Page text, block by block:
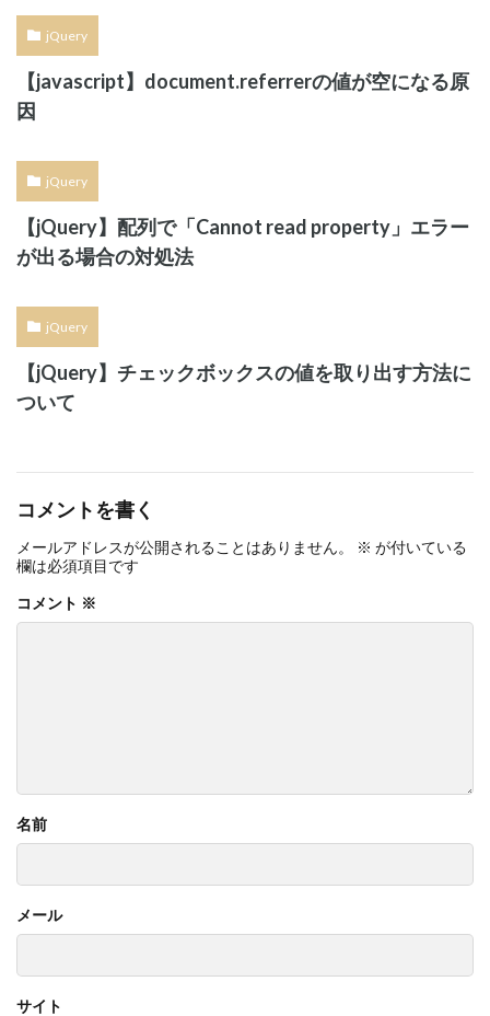
jQuery
【javascript】document.referrerの値が空になる原
因
jQuery
【jQuery】配列で「Cannot read property」エラー
が出る場合の対処法
jQuery
【jQuery】チェックボックスの値を取り出す方法に
ついて
コメントを書く
メールアドレスが公開されることはありません。 ※ が付いている
欄は必須項目です
コメント ※
名前
メール
サイト